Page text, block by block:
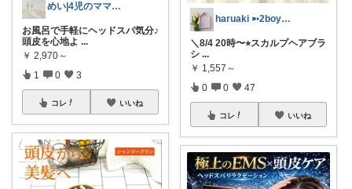
めい|4児のママおすすめ
お風呂で手軽にヘッドスパ気分♪
頭皮を心地よ ...
￥ 2,970～
1 0 3
コレ いいね
haruaki ➳2boys𖠿mom
＼8/4 20時〜⭐︎スカルプヘアブラ
シ ...
￥ 1,557～
0 0 47
コレ いいね